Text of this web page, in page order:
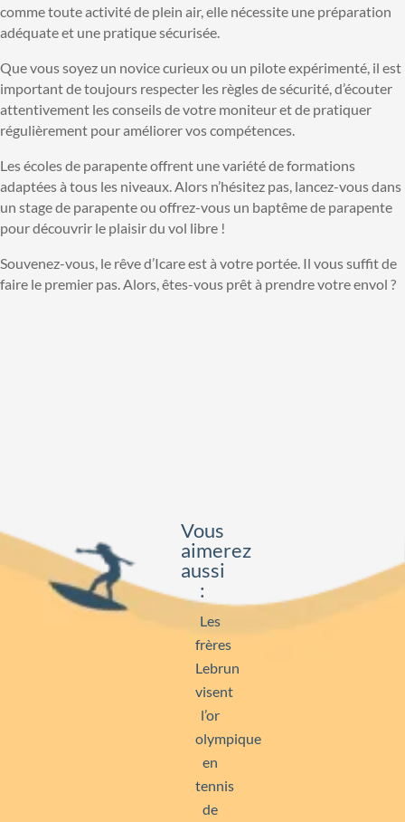
comme toute activité de plein air, elle nécessite une préparation
adéquate et une pratique sécurisée.
Que vous soyez un novice curieux ou un pilote expérimenté, il est
important de toujours respecter les règles de sécurité, d’écouter
attentivement les conseils de votre moniteur et de pratiquer
régulièrement pour améliorer vos compétences.
Les écoles de parapente offrent une variété de formations
adaptées à tous les niveaux. Alors n’hésitez pas, lancez-vous dans
un stage de parapente ou offrez-vous un baptême de parapente
pour découvrir le plaisir du vol libre !
Souvenez-vous, le rêve d’Icare est à votre portée. Il vous suffit de
faire le premier pas. Alors, êtes-vous prêt à prendre votre envol ?
Vous
aimerez
aussi
:
Les
frères
Lebrun
visent
l’or
olympique
en
tennis
de